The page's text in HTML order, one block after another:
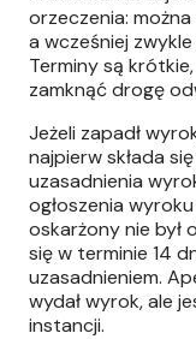
orzeczenia:
a wcześniej
Terminy są
zamknąć drogę
Jeżeli zapadł
najpierw składa
uzasadnienia
ogłoszenia
oskarżony nie był
się w terminie 14
uzasadnieniem.
wydał wyrok, ale
instancji.